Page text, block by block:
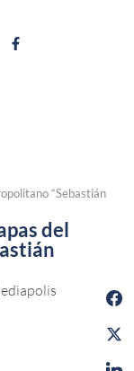
“Sebastián
del